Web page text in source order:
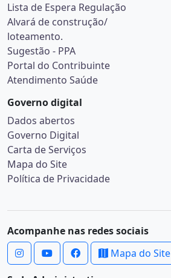
Lista de Espera Regulação
Alvará de construção/
loteamento.
Sugestão - PPA
Portal do Contribuinte
Atendimento Saúde
Governo digital
Dados abertos
Governo Digital
Carta de Serviços
Mapa do Site
Política de Privacidade
Acompanhe nas redes sociais
Mapa do Site